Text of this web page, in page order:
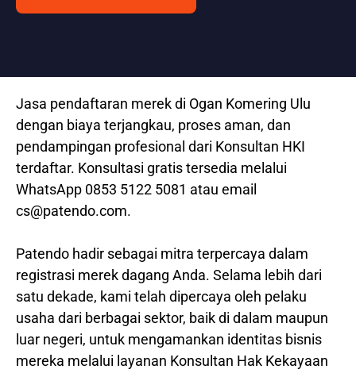
Jasa pendaftaran merek di Ogan Komering Ulu
dengan biaya terjangkau, proses aman, dan
pendampingan profesional dari Konsultan HKI
terdaftar. Konsultasi gratis tersedia melalui
WhatsApp 0853 5122 5081 atau email
cs@patendo.com.
Patendo hadir sebagai mitra terpercaya dalam
registrasi merek dagang Anda. Selama lebih dari
satu dekade, kami telah dipercaya oleh pelaku
usaha dari berbagai sektor, baik di dalam maupun
luar negeri, untuk mengamankan identitas bisnis
mereka melalui layanan Konsultan Hak Kekayaan